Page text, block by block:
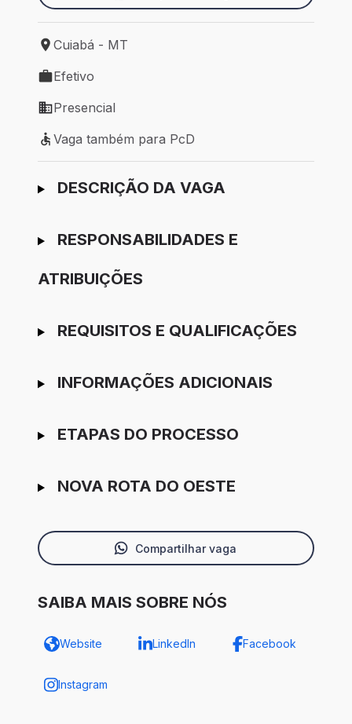
Local de trabalho: Cuiabá - MT
Cuiabá - MT
Tipo de vaga: Efetivo
Efetivo
Modelo de trabalho: Presencial
Presencial
Vaga também para PcD
Vaga também para PcD
Ir para candidatura
DESCRIÇÃO DA VAGA
RESPONSABILIDADES E
ATRIBUIÇÕES
REQUISITOS E QUALIFICAÇÕES
INFORMAÇÕES ADICIONAIS
ETAPAS DO PROCESSO
NOVA ROTA DO OESTE
Compartilhar vaga
SAIBA MAIS SOBRE NÓS
Website LinkedIn Facebook
Instagram